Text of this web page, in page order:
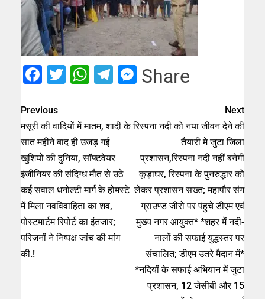
Facebook
Twitter
WhatsApp
Telegram
Messenger
Share
Previous
मसूरी की वादियों में मातम, शादी के
सात महीने बाद ही उजड़ गई
खुशियों की दुनिया, सॉफ्टवेयर
इंजीनियर की संदिग्ध मौत से उठे
कई सवाल धनोल्टी मार्ग के होमस्टे
में मिला नवविवाहिता का शव,
पोस्टमार्टम रिपोर्ट का इंतजार;
परिजनों ने निष्पक्ष जांच की मांग
की.!
Next
रिस्पना नदी को नया जीवन देने की
तैयारी मे जुटा जिला
प्रशासन,रिस्पना नदी नहीं बनेगी
कूड़ाघर, रिस्पना के पुनरुद्धार को
लेकर प्रशासन सख्त; महापौर संग
ग्राउण्ड जीरो पर पंहुचे डीएम एवं
मुख्य नगर आयुक्त* *शहर में नदी-
नालों की सफाई युद्धस्तर पर
संचालित; डीएम उतरे मैदान में*
*नदियों के सफाई अभियान में जुटा
प्रशासन, 12 जेसीबी और 15